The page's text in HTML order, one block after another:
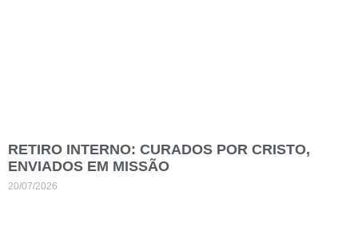
RETIRO INTERNO: CURADOS POR CRISTO,
ENVIADOS EM MISSÃO
20/07/2026